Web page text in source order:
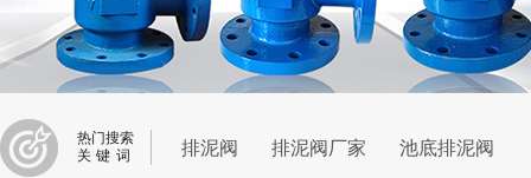
热门搜索
关键词
排泥阀 排泥阀厂家 池底排泥阀